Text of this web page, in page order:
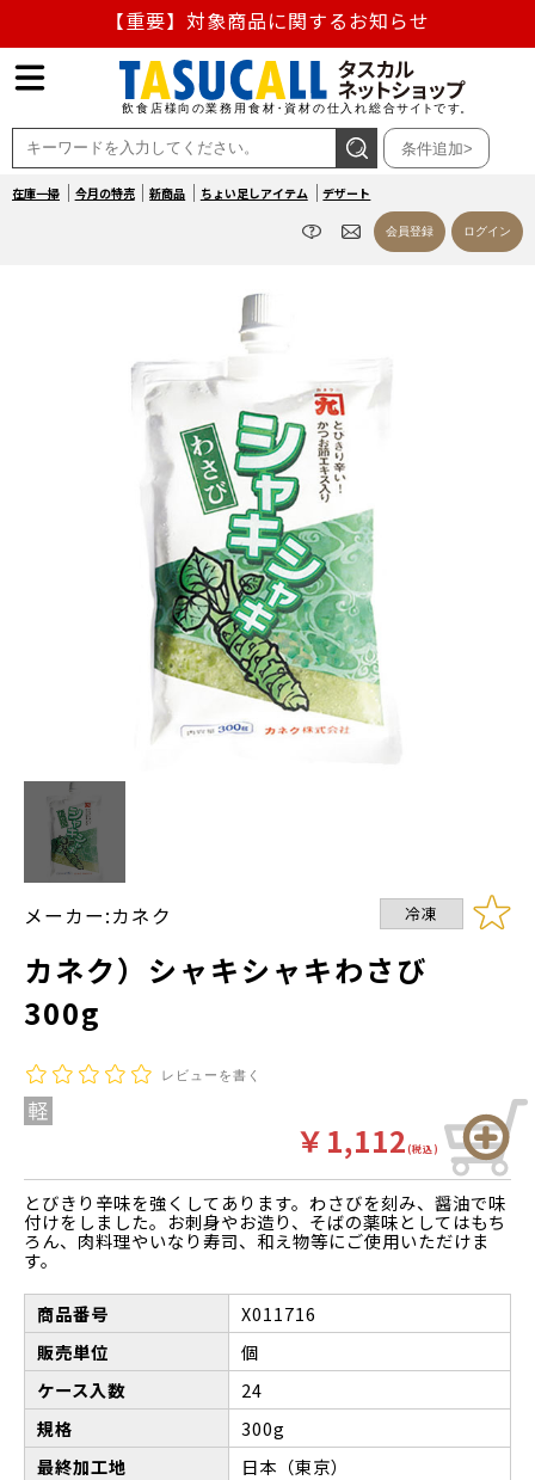
【重要】熊本地震の影響による商品出荷停止のお知らせ
熊本県熊本地方を震源とする地震の影響によるお荷物のお
届け遅延について
お盆の営業について
【重要】対象商品に関するお知らせ
条件追加>
在庫一掃 今月の特売 新商品 ちょい足しアイテム デザート
会員登録 ログイン
メーカー:カネク 冷凍
カネク）シャキシャキわさび
300g
レビューを書く
￥1,112(税込)
とびきり辛味を強くしてあります。わさびを刻み、醤油で味
付けをしました。お刺身やお造り、そばの薬味としてはもち
ろん、肉料理やいなり寿司、和え物等にご使用いただけま
す。
商品番号
X011716
販売単位
個
ケース入数
24
規格
300g
最終加工地
日本（東京）